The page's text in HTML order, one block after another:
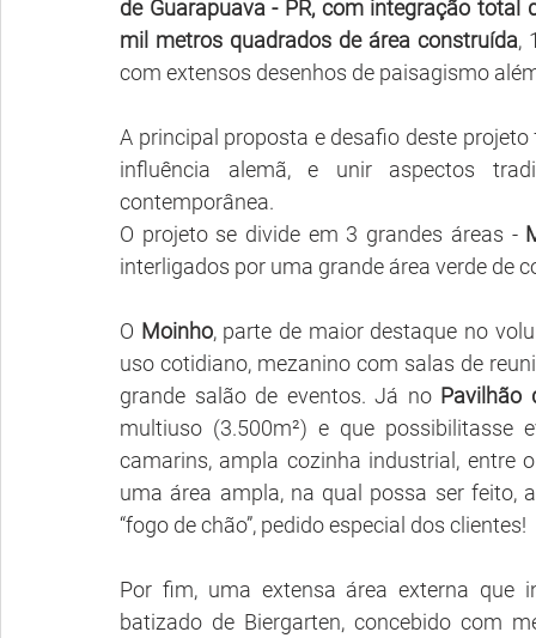
de Guarapuava - PR, com integração total
mil metros quadrados de área construída,
com extensos desenhos de paisagismo
A principal proposta e desafio deste
influência alemã, e unir aspectos
contemporânea.
O projeto se divide em 3 grandes áreas -
interligados por uma grande área verde de
O Moinho, parte de maior destaque no
uso cotidiano, mezanino com salas de
grande salão de eventos. Já no Pavilhão
multiuso (3.500m²) e que possibilitasse
camarins, ampla cozinha industrial, entre
uma área ampla, na qual possa ser feito,
“fogo de chão”, pedido especial dos clientes!
Por fim, uma extensa área externa que
batizado de Biergarten, concebido com